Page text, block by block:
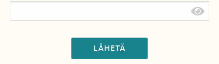
LÄHETÄ